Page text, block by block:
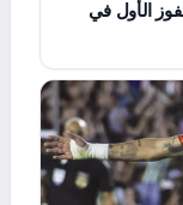
الأول في